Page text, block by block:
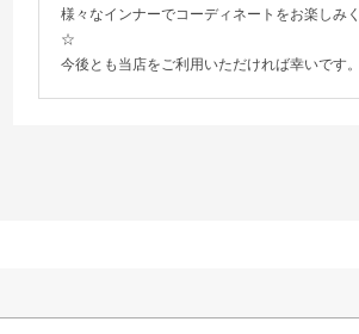
様々なインナーでコーディネートをお楽しみ
☆
今後とも当店をご利用いただければ幸いです。